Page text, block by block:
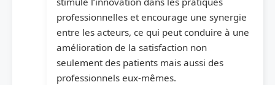
professionnelles et encourage une synergie
entre les acteurs, ce qui peut conduire à une
amélioration de la satisfaction non
seulement des patients mais aussi des
professionnels eux-mêmes.